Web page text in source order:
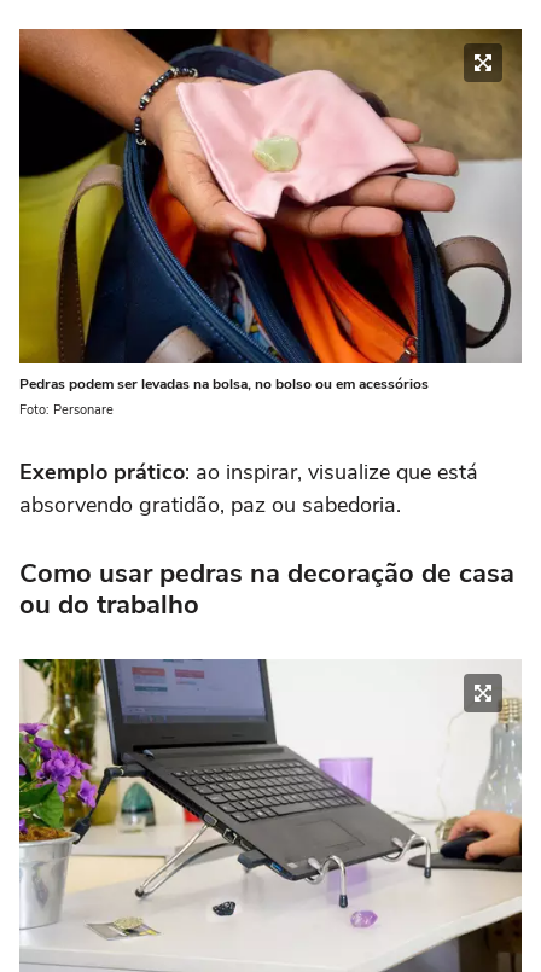
Pedras podem ser levadas na bolsa, no bolso ou em acessórios
Foto: Personare
Exemplo prático: ao inspirar, visualize que está
absorvendo gratidão, paz ou sabedoria.
Como usar pedras na decoração de casa
ou do trabalho